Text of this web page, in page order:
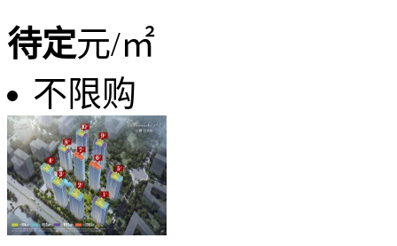
待定元/㎡
不限购